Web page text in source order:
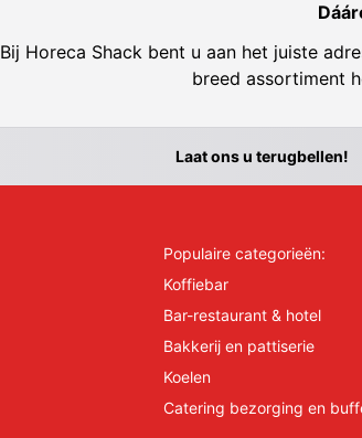
Bij Horeca Shack bent u aan het juiste
breed assortiment
Laat ons u terugbellen!
Populaire categorieën:
Koffiebar
Bar-restaurant & hotel
Bakkerij en pattiserie
Koelen
Catering bezorging en